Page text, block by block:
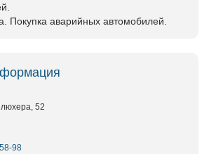
Покупка аварийных автомобилей.
52
98